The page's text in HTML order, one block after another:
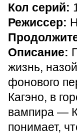
Кол серий:
Режиссер:
Описание:
жизнь,
фонового
Кагэно, в
вампира —
понимает,